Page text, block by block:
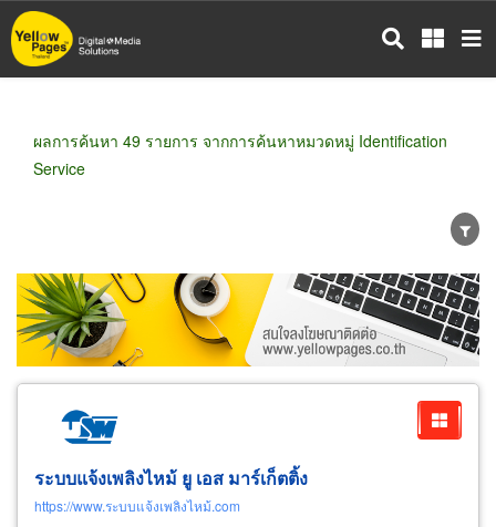
ข้าม
ไป
ผลการค้นหา 49 รายการ จากการค้นหาหมวดหมู่ Identification
Service
ขายส่ง ขายปลีก ผู้ผลิต
ตัวแทนจัดจำหน่าย
ผู้ส่งออก/นำเข้า
ธุรกิจบริการ
ระบบแจ้งเพลิงไหม้ ยู เอส มาร์เก็ตติ้ง
https://www.ระบบแจ้งเพลิงไหม้.com